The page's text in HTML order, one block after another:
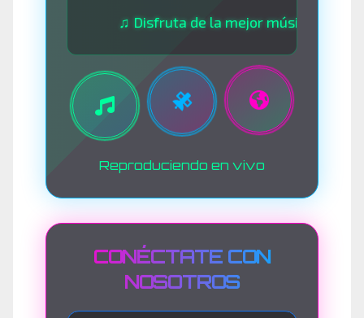
♫ Disfruta de la mejor música las 24 horas
Reproduciendo en vivo
CONÉCTATE CON
NOSOTROS